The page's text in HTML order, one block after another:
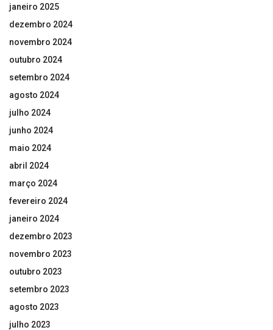
janeiro 2025
dezembro 2024
novembro 2024
outubro 2024
setembro 2024
agosto 2024
julho 2024
junho 2024
maio 2024
abril 2024
março 2024
fevereiro 2024
janeiro 2024
dezembro 2023
novembro 2023
outubro 2023
setembro 2023
agosto 2023
julho 2023